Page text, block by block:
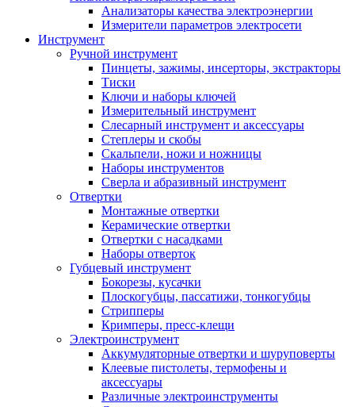
Анализаторы качества электроэнергии
Измерители параметров электросети
Инструмент
Ручной инструмент
Пинцеты, зажимы, инсерторы, экстракторы
Тиски
Ключи и наборы ключей
Измерительный инструмент
Слесарный инструмент и аксессуары
Степлеры и скобы
Скальпели, ножи и ножницы
Наборы инструментов
Сверла и абразивный инструмент
Отвертки
Монтажные отвертки
Керамические отвертки
Отвертки с насадками
Наборы отверток
Губцевый инструмент
Бокорезы, кусачки
Плоскогубцы, пассатижи, тонкогубцы
Стрипперы
Кримперы, пресс-клещи
Электроинструмент
Аккумуляторные отвертки и шуруповерты
Клеевые пистолеты, термофены и
аксессуары
Различные электроинструменты